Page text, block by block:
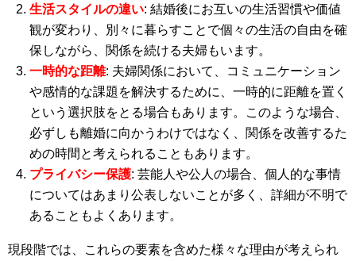
生活スタイルの違い: 結婚後にお互いの生活習慣や価値
観が変わり、別々に暮らすことで個々の生活の自由を確
保しながら、関係を続ける夫婦もいます。
一時的な距離: 夫婦関係において、コミュニケーション
や感情的な課題を解決するために、一時的に距離を置く
という選択肢をとる場合もあります。このような場合、
必ずしも離婚に向かうわけではなく、関係を改善するた
めの時間と考えられることもあります。
プライバシー保護: 芸能人や公人の場合、個人的な事情
についてはあまり公表しないことが多く、詳細が不明で
あることもよくあります。
現段階では、これらの要素を含めた様々な理由が考えられ